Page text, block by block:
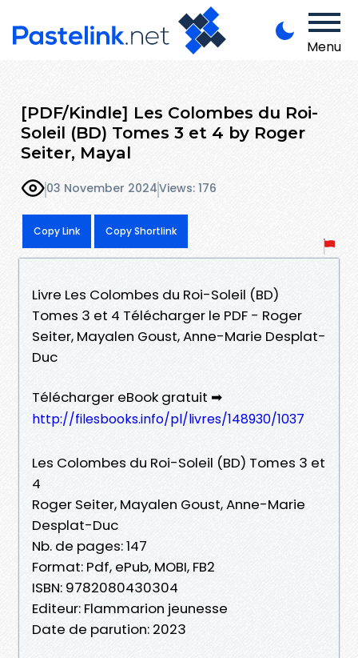
Menu
[PDF/Kindle] Les Colombes du Roi-
Soleil (BD) Tomes 3 et 4 by Roger
Seiter, Mayal
03 November 2024Views: 176
Copy Link Copy Shortlink
Livre Les Colombes du Roi-Soleil (BD)
Tomes 3 et 4 Télécharger le PDF - Roger
Seiter, Mayalen Goust, Anne-Marie Desplat-
Duc
Télécharger eBook gratuit ➡
http://filesbooks.info/pl/livres/148930/1037
Les Colombes du Roi-Soleil (BD) Tomes 3 et
4
Roger Seiter, Mayalen Goust, Anne-Marie
Desplat-Duc
Nb. de pages: 147
Format: Pdf, ePub, MOBI, FB2
ISBN: 9782080430304
Editeur: Flammarion jeunesse
Date de parution: 2023